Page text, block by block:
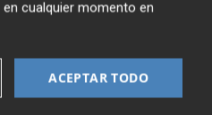
Otra
renovable
destinan 19
municipios
cualquier momento en
ACEPTAR TODO